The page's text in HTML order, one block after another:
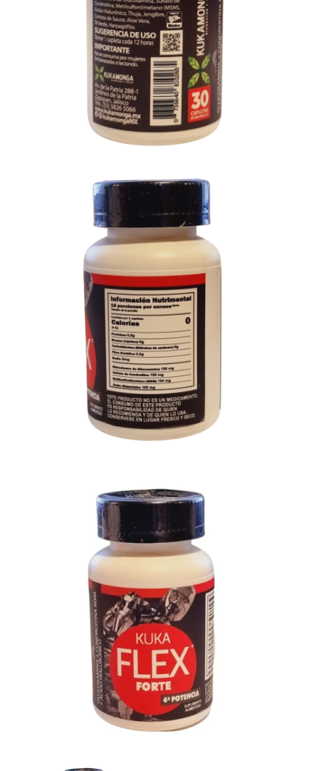
Opciones y costos de envío
Entregas GRATIS a Domicilio en Mty
Comprando $400 MXN o más.
Envíos Express a Todo México
1-2 días hábiles - $150 MXN
1-2 días hábiles - Comprando más de $850.00 MXN
Ordene por WhatsApp
Envíos GRATIS a todo MéxicoComprando más de $850.00
Envíos Express a todo México en $150.00
Entregas GRATIS en MonterreyComprando más de $400.00
0736640810265
Sistema Oseo
dolor de huesos,Kuka Flex Forte
Información adicionalValoraciones (0)
Kuka Flex Forte Bote con 30 Capletas de 860
mg cada una
Kuka Flex Forte es un suplemento
alimenticio diseñado para ayudar a
cuidar y mantener las articulaciones en
buen estado.
Contiene una fórmula única de
ingredientes naturales, como la
glucosamina, el sulfato de condroitina,
el MSM, el ácido hialurónico, el jengibre
y el harpagófito.